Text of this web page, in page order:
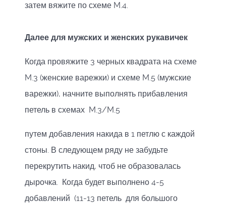
затем вяжите по схеме M.4.
Далее для мужских и женских рукавичек
Когда провяжите 3 черных квадрата на схеме
M.3 (женские варежки) и схеме M.5 (мужские
варежки), начните выполнять прибавления
петель в схемах M.3/M.5
путем добавления накида в 1 петлю с каждой
стоны. В следующем ряду не забудьте
перекрутить накид, чтоб не образовалась
дырочка. Когда будет выполнено 4-5
добавлений (11-13 петель для большого